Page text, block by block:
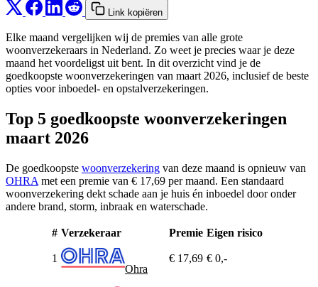
Link kopiëren
Elke maand vergelijken wij de premies van alle grote
woonverzekeraars in Nederland. Zo weet je precies waar je deze
maand het voordeligst uit bent. In dit overzicht vind je de
goedkoopste woonverzekeringen van maart 2026, inclusief de beste
opties voor inboedel- en opstalverzekeringen.
Top 5 goedkoopste woonverzekeringen
maart 2026
De goedkoopste woonverzekering van deze maand is opnieuw van
OHRA met een premie van € 17,69 per maand. Een standaard
woonverzekering dekt schade aan je huis én inboedel door onder
andere brand, storm, inbraak en waterschade.
# Verzekeraar Premie Eigen risico
1
Ohra
€ 17,69 € 0,-